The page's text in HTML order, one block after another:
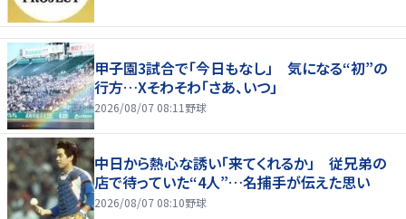
甲子園3試合で「今日もなし」 気になる“初”の
行方…Xそわそわ「さあ、いつ」
2026/08/07 08:11 野球
中日から熱心な誘い「来てくれるか」 従兄弟の
店で待っていた“4人”…名捕手が伝えた思い
2026/08/07 08:10野球